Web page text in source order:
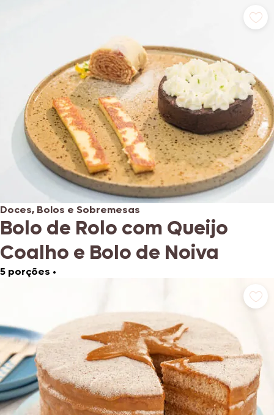
Doces, Bolos e Sobremesas
Bolo de Rolo com Queijo
Coalho e Bolo de Noiva
5 porções •